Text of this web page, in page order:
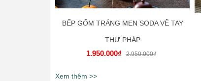
BẾP GỐM TRÁNG MEN SODA VẼ TAY
THƯ PHÁP
1.950.000₫ 2.950.000₫
Xem thêm >>